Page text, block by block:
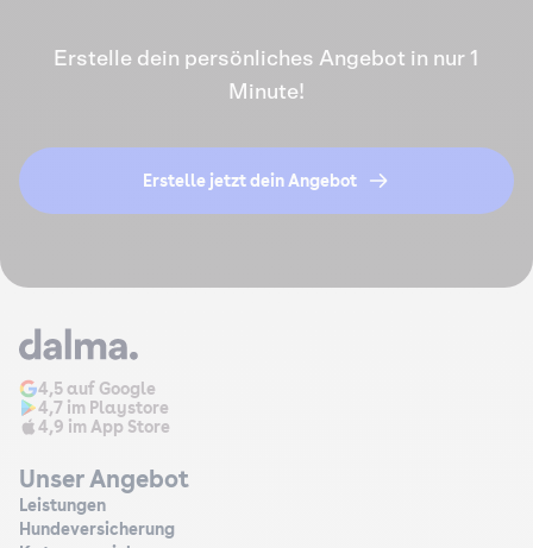
Erstelle dein persönliches Angebot in nur 1
Minute!
Erstelle jetzt dein Angebot
4,5 auf Google
4,7 im Playstore
4,9 im App Store
Unser Angebot
Leistungen
Hundeversicherung